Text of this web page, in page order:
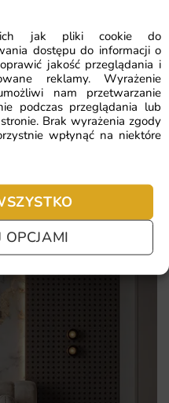
jak pliki cookie do
dostępu do informacji o
jakość przeglądania i
reklamy. Wyrażenie
nam przetwarzanie
podczas przeglądania lub
Brak wyrażenia zgody
wpłynąć na niektóre
nadaje ścianie
centralnym akcentem
w salonie, podnosząc
strefę
zapewnia trwałe,
zapachu po
dopasować
kluczowych elementów
pytania
zakupie. Ale jeżeli
zadawane pytania.